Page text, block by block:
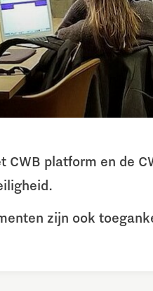
platform en de
zijn ook